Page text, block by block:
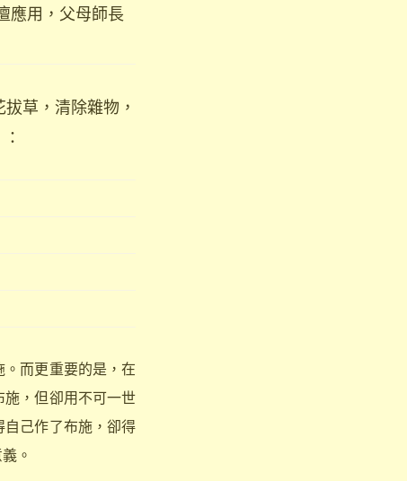
應用，父母師長
草，清除雜物，
而更重要的是，在
，但卻用不可一世
己作了布施，卻得
。